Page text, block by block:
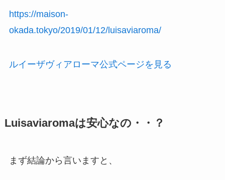
https://maison-
okada.tokyo/2019/01/12/luisaviaroma/
ルイーザヴィアローマ公式ページを見る
Luisaviaromaは安心なの・・？
まず結論から言いますと、